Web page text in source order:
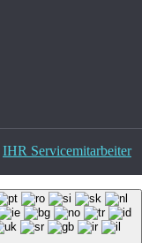
IHR Servicemitarbeiter